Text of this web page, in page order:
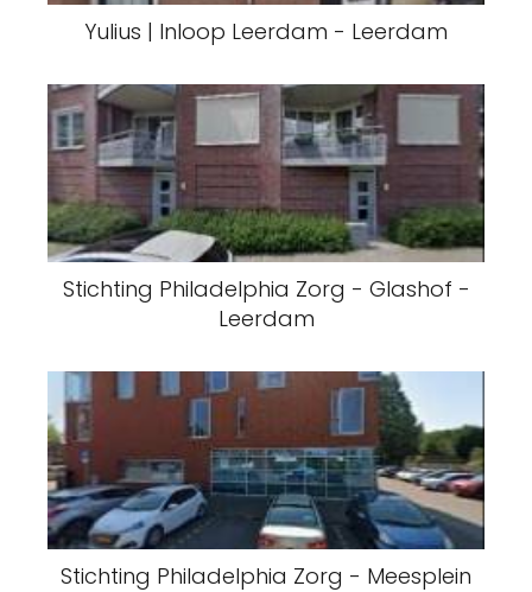
Yulius | Inloop Leerdam - Leerdam
Stichting Philadelphia Zorg - Glashof -
Leerdam
Stichting Philadelphia Zorg - Meesplein